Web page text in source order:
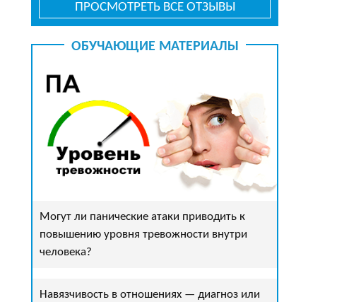
ПРОСМОТРЕТЬ ВСЕ ОТЗЫВЫ
ОБУЧАЮЩИЕ МАТЕРИАЛЫ
Могут ли панические атаки приводить к
повышению уровня тревожности внутри
человека?
Навязчивость в отношениях — диагноз или